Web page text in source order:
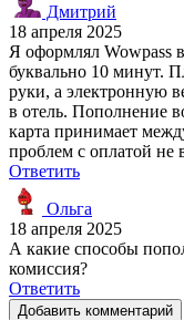
Дмитрий
18 апреля 2025
Я оформлял Wowpass
буквально 10 минут.
руки, а электронную
в отель. Пополнение
карта принимает
проблем с оплатой не
Ответить
Ольга
18 апреля 2025
А какие способы
комиссия?
Ответить
Добавить комментарий